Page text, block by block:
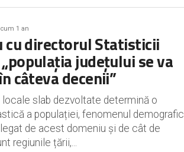
1 an
cu directorul Statisticii
județului se va
câteva decenii”
locale slab dezvoltate determină o
a populației, fenomenul demografic
de acest domeniu și de cât de
regiunile țării,...